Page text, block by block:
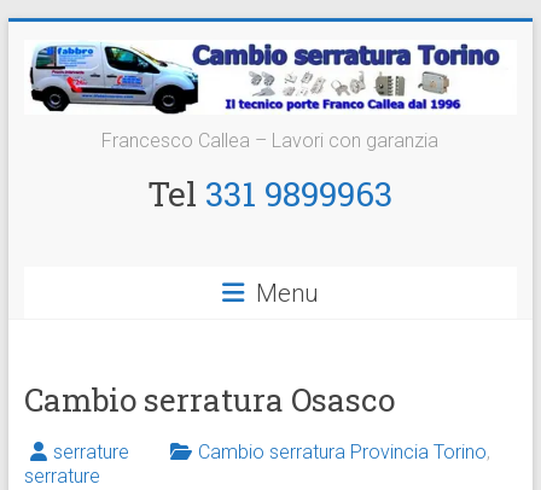
contenuto
Cambio
Serratura
Francesco Callea – Lavori con garanzia
Tel 331 9899963
Menu
Cambio serratura Osasco
serrature Cambio serratura Provincia Torino,
serrature